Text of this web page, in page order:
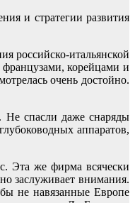
и стратегии развития
российско-итальянской
корейцами и
очень достойно.
Не спасли даже снаряды
аппаратов,
Эта же фирма всячески
заслуживает внимания.
не навязанные Европе